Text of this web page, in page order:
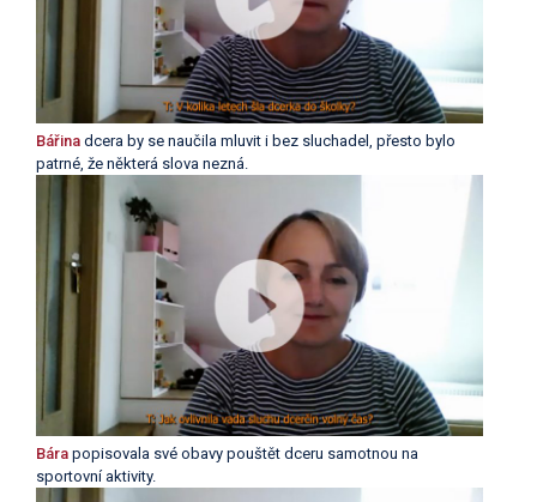
Bářina dcera by se naučila mluvit i bez sluchadel, přesto bylo
patrné, že některá slova nezná.
Bára popisovala své obavy pouštět dceru samotnou na
sportovní aktivity.